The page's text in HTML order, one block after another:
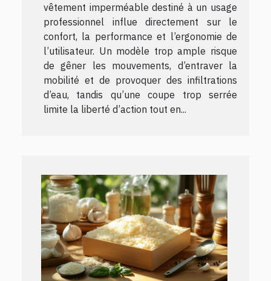
vêtement imperméable destiné à un usage
professionnel influe directement sur le
confort, la performance et l’ergonomie de
l’utilisateur. Un modèle trop ample risque
de gêner les mouvements, d’entraver la
mobilité et de provoquer des infiltrations
d’eau, tandis qu’une coupe trop serrée
limite la liberté d’action tout en...